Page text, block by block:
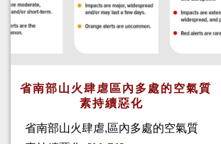
省南部山火肆虐區內多處的空氣質
素持續惡化
省南部山火肆虐,區內多處的空氣質